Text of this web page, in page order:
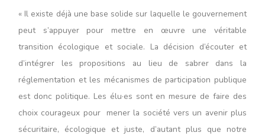
« Il existe déjà une base solide sur laquelle le gouvernement
peut s’appuyer pour mettre en œuvre une véritable
transition écologique et sociale. La décision d’écouter et
d’intégrer les propositions au lieu de sabrer dans la
réglementation et les mécanismes de participation publique
est donc politique. Les élu·es sont en mesure de faire des
choix courageux pour mener la société vers un avenir plus
sécuritaire, écologique et juste, d’autant plus que notre